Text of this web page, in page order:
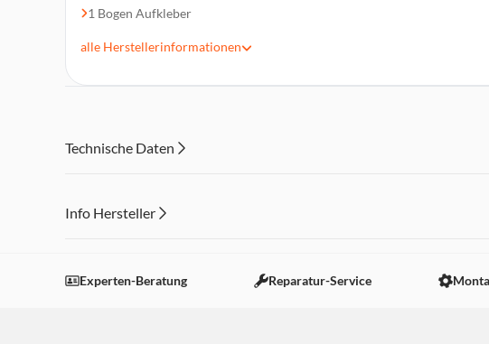
1 Bogen Aufkleber
alle Herstellerinformationen
Technische Daten
Info Hersteller
Einstellungen anpassen
Experten-Beratung Reparatur-Service